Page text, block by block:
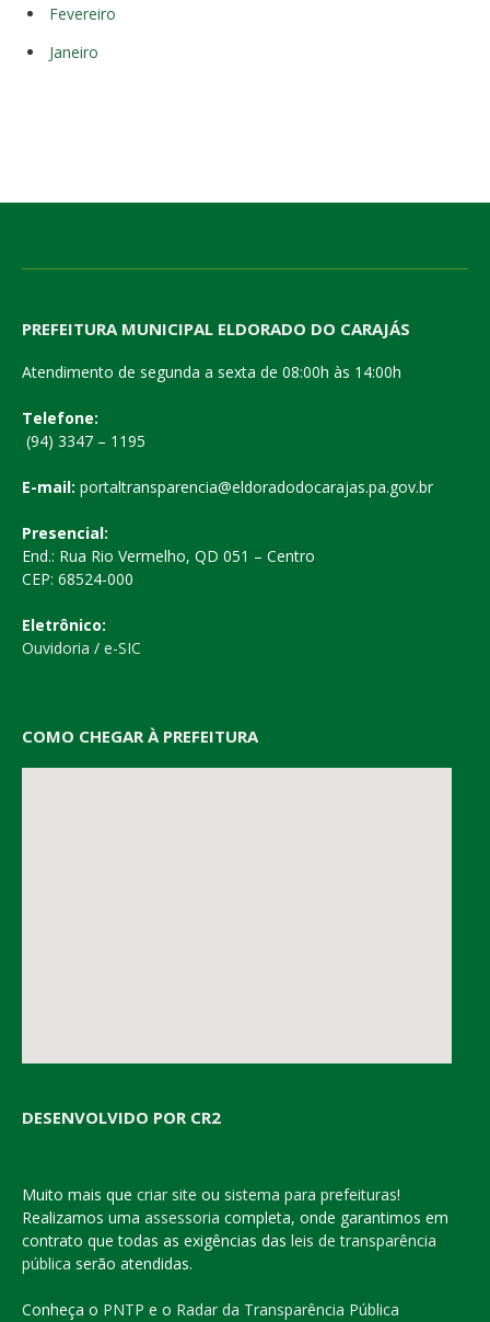
Fevereiro
Janeiro
PREFEITURA MUNICIPAL ELDORADO DO CARAJÁS
Atendimento de segunda a sexta de 08:00h às 14:00h
Telefone:
(94) 3347 – 1195
E-mail: portaltransparencia@eldoradodocarajas.pa.gov.br
Presencial:
End.: Rua Rio Vermelho, QD 051 – Centro
CEP: 68524-000
Eletrônico:
Ouvidoria / e-SIC
COMO CHEGAR À PREFEITURA
DESENVOLVIDO POR CR2
Muito mais que criar site ou sistema para prefeituras!
Realizamos uma assessoria completa, onde garantimos em
contrato que todas as exigências das leis de transparência
pública serão atendidas.
Conheça o PNTP e o Radar da Transparência Pública